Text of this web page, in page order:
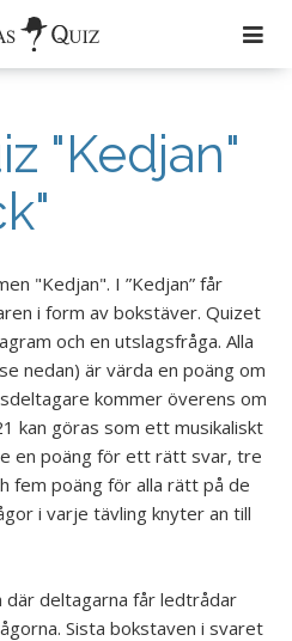
"Kedjan"
"Kedjan". I ”Kedjan” får
i form av bokstäver. Quizet
och en utslagsfråga. Alla
nedan) är värda en poäng om
kommer överens om
kan göras som ett musikaliskt
en poäng för ett rätt svar, tre
fem poäng för alla rätt på de
i varje tävling knyter an till
där deltagarna får ledtrådar
Sista bokstaven i svaret